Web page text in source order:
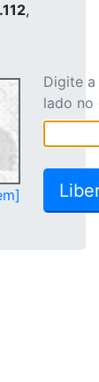
,
Digite
lado no